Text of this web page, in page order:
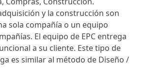
y la construcción son
sola compañía o un equipo
El equipo de EPC entrega
a su cliente. Este tipo de
es similar al método de Diseño /